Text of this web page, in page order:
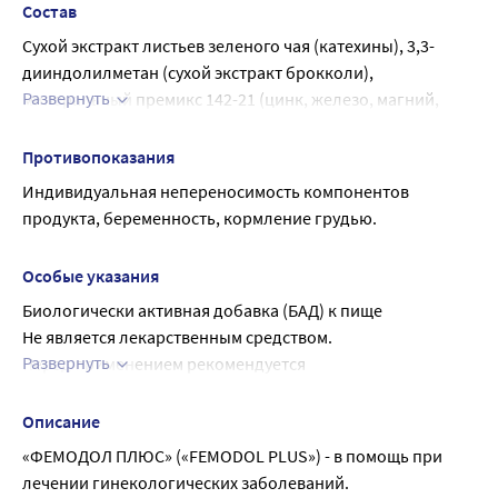
Хорошая переносимость обеспечивает возможность
длительного приема: 3 мес, перерыв 2 недели, далее 3
мес. Перед применением рекомендуется
проконсультироваться с врачом.
меди, калия, селена). В качестве дополнительного
средства в период лечения и реабилитации пациенткам с
гинекологическими заболеваниями.
Состав
Сухой экстракт листьев зеленого чая (катехины), 3,3-
дииндолилметан (сухой экстракт брокколи),
минеральный премикс 142-21 (цинк, железо, магний,
целлюлоза (носитель), оболочка капсулы
Не содержит ГМО.
Развернуть
Противопоказания
Индивидуальная непереносимость компонентов
продукта, беременность, кормление грудью.
Особые указания
Биологически активная добавка (БАД) к пище
Не является лекарственным средством.
Перед применением рекомендуется
Развернуть
Описание
«ФЕМОДОЛ ПЛЮС» («FEMODOL PLUS») - в помощь при
лечении гинекологических заболеваний.